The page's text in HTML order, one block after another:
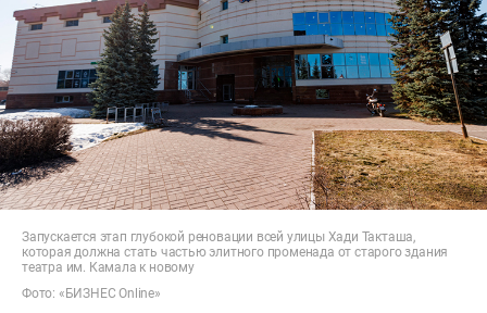
Запускается этап глубокой реновации всей улицы Хади Такташа,
которая должна стать частью элитного променада от старого здания
театра им. Камала к новому
Фото: «БИЗНЕС Online»